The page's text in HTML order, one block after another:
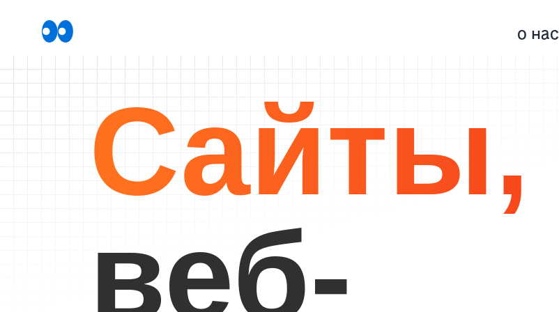
о нас
Сайты,
веб-